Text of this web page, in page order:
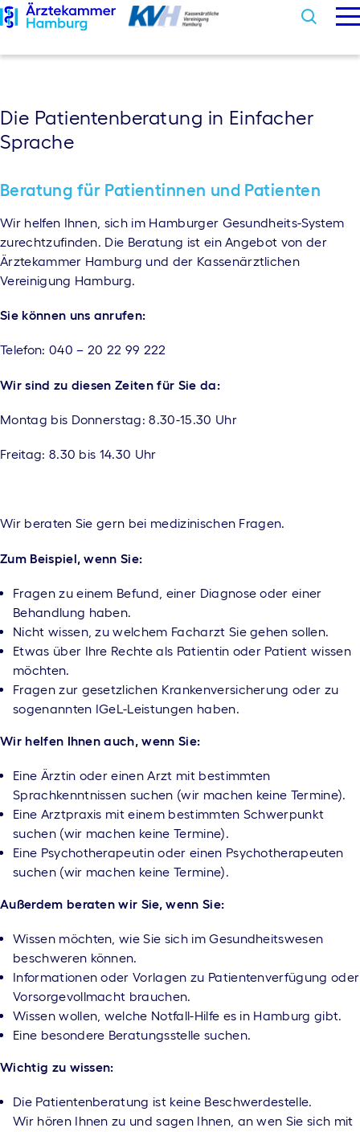
Arztsuche
Beschwerden
Informationen
Aktuelles
Die Patientenberatung in Einfacher
Sprache
Beratung für Patientinnen und Patienten
Wir helfen Ihnen, sich im Hamburger Gesundheits-System
zurechtzufinden. Die Beratung ist ein Angebot von der
Ärztekammer Hamburg und der Kassenärztlichen
Vereinigung Hamburg.
Sie können uns anrufen:
Telefon: 040 – 20 22 99 222
Wir sind zu diesen Zeiten für Sie da:
Montag bis Donnerstag: 8.30-15.30 Uhr
Freitag: 8.30 bis 14.30 Uhr
Wir beraten Sie gern bei medizinischen Fragen.
Zum Beispiel, wenn Sie:
Fragen zu einem Befund, einer Diagnose oder einer
Behandlung haben.
Nicht wissen, zu welchem Facharzt Sie gehen sollen.
Etwas über Ihre Rechte als Patientin oder Patient wissen
möchten.
Fragen zur gesetzlichen Krankenversicherung oder zu
sogenannten IGeL-Leistungen haben.
Wir helfen Ihnen auch, wenn Sie:
Eine Ärztin oder einen Arzt mit bestimmten
Sprachkenntnissen suchen (wir machen keine Termine).
Eine Arztpraxis mit einem bestimmten Schwerpunkt
suchen (wir machen keine Termine).
Eine Psychotherapeutin oder einen Psychotherapeuten
suchen (wir machen keine Termine).
Außerdem beraten wir Sie, wenn Sie:
Wissen möchten, wie Sie sich im Gesundheitswesen
beschweren können.
Informationen oder Vorlagen zu Patientenverfügung oder
Vorsorgevollmacht brauchen.
Wissen wollen, welche Notfall-Hilfe es in Hamburg gibt.
Eine besondere Beratungsstelle suchen.
Wichtig zu wissen:
Die Patientenberatung ist keine Beschwerdestelle.
Wir hören Ihnen zu und sagen Ihnen, an wen Sie sich mit